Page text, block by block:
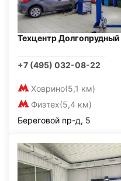
Техцентр Долгопрудный
+7 (495) 032-08-22
Ховрино(5,1 км)
Физтех(5,4 км)
Береговой пр-д, 5